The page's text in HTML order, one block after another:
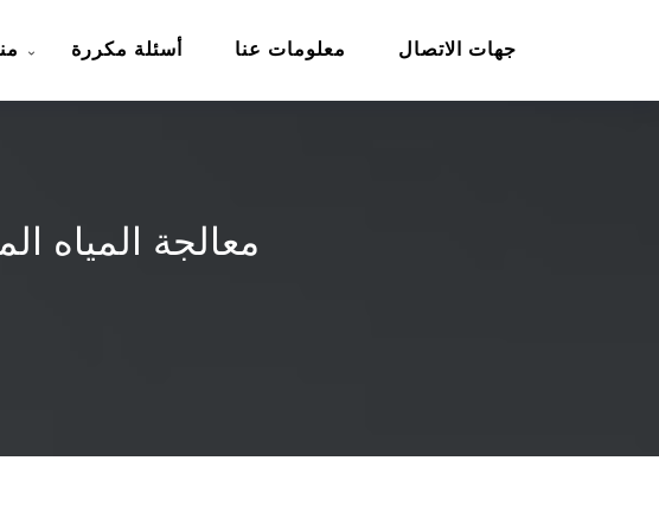
أسئلة مكررة معلومات عنا جهات الاتصال
معالجة المياه